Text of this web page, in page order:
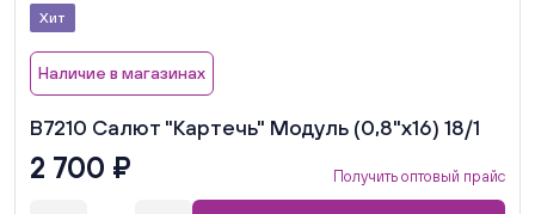
Хит
Наличие в магазинах
В7210 Салют "Картечь" Модуль (0,8"х16) 18/1
2 700 ₽ Получить оптовый прайс